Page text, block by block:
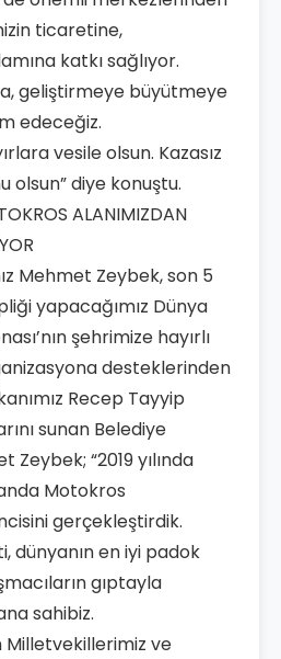
ticaretine,
katkı sağlıyor.
geliştirmeye büyütmeye
edeceğiz.
vesile olsun. Kazasız
olsun” diye konuştu.
ALANIMIZDAN
Mehmet Zeybek, son 5
yapacağımız Dünya
şehrimize hayırlı
desteklerinden
Recep Tayyip
sunan Belediye
Zeybek; “2019 yılında
Motokros
gerçekleştirdik.
dünyanın en iyi padok
gıptayla
sahibiz.
Milletvekillerimiz ve